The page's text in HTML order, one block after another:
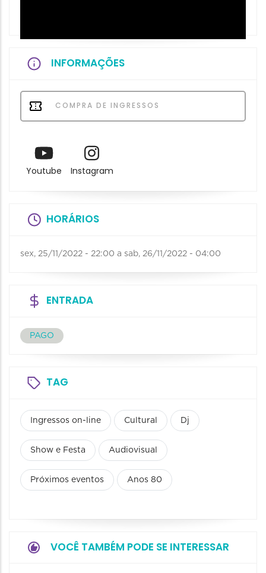
INFORMAÇÕES
COMPRA DE INGRESSOS
Youtube Instagram
HORÁRIOS
sex, 25/11/2022 - 22:00 a sab, 26/11/2022 - 04:00
ENTRADA
PAGO
TAG
Ingressos on-line Cultural Dj
Show e Festa Audiovisual
Próximos eventos Anos 80
VOCÊ TAMBÉM PODE SE INTERESSAR